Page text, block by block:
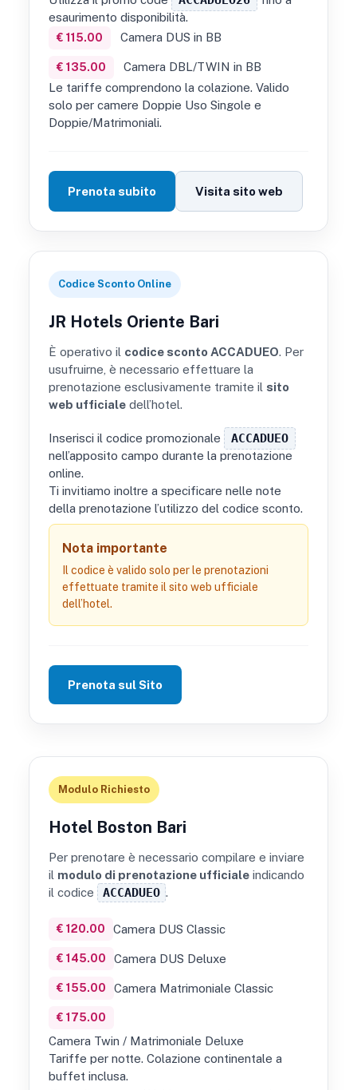
esaurimento disponibilità.
€ 115.00 Camera DUS in BB
€ 135.00
Camera DBL/TWIN in BB
Le tariffe comprendono la colazione. Valido
solo per camere Doppie Uso Singole e
Doppie/Matrimoniali.
Prenota subito Visita sito web
Codice Sconto Online
JR Hotels Oriente Bari
È operativo il codice sconto ACCADUEO. Per
usufruirne, è necessario effettuare la
prenotazione esclusivamente tramite il sito
web ufficiale dell’hotel.
Inserisci il codice promozionale ACCADUEO
nell’apposito campo durante la prenotazione
online.
Ti invitiamo inoltre a specificare nelle note
della prenotazione l’utilizzo del codice sconto.
Nota importante
Il codice è valido solo per le prenotazioni
effettuate tramite il sito web ufficiale
dell’hotel.
Prenota sul Sito
Modulo Richiesto
Hotel Boston Bari
Per prenotare è necessario compilare e inviare
il modulo di prenotazione ufficiale indicando
il codice
ACCADUEO .
€ 120.00 Camera DUS Classic
€ 145.00 Camera DUS Deluxe
€ 155.00 Camera Matrimoniale Classic
€ 175.00
Camera Twin / Matrimoniale Deluxe
Tariffe per notte. Colazione continentale a
buffet inclusa.